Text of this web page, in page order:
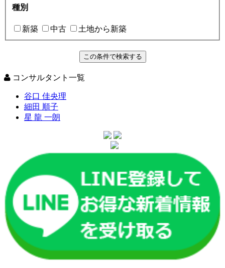
種別
新築 中古 土地から新築
コンサルタント一覧
谷口 佳央理
細田 順子
星 龍 一朗